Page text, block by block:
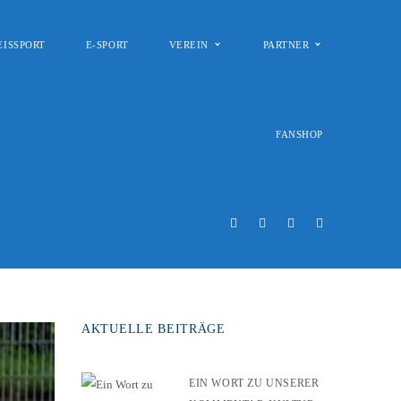
E-SPORT VEREIN PARTNER
FANSHOP
AKTUELLE BEITRÄGE
EIN WORT ZU UNSERER